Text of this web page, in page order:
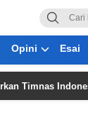
Opini Esai
Indonesia dari